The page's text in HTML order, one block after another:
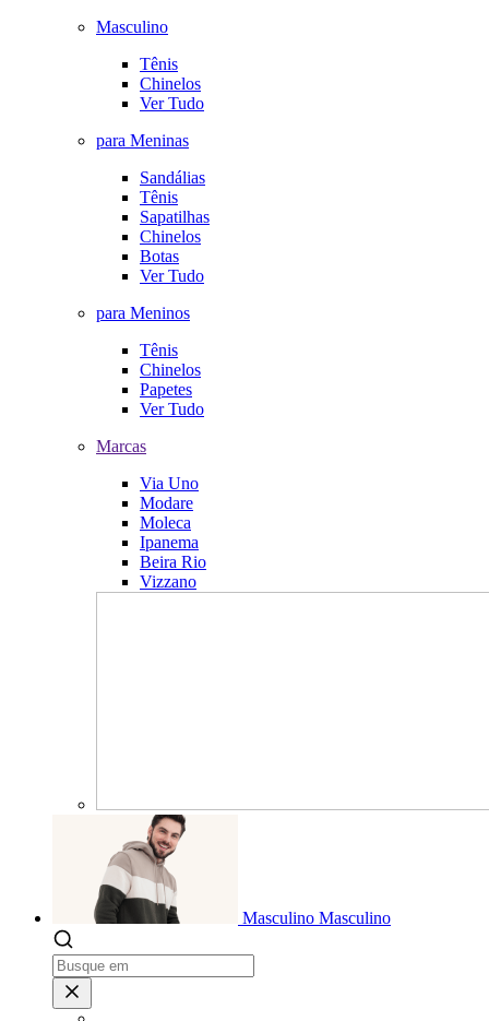
Masculino
Tênis
Chinelos
Ver Tudo
para Meninas
Sandálias
Tênis
Sapatilhas
Chinelos
Botas
Ver Tudo
para Meninos
Tênis
Chinelos
Papetes
Ver Tudo
Marcas
Via Uno
Modare
Moleca
Ipanema
Beira Rio
Vizzano
Masculino Masculino